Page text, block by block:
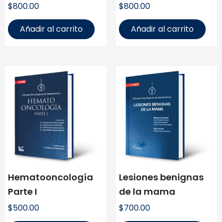
$800.00
Añadir al carrito
$800.00
Añadir al carrito
Hematooncología
Parte I
$500.00
Lesiones benignas
de la mama
$700.00